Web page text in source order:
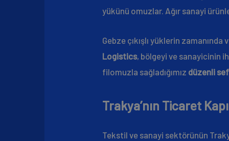
yükünü omuzlar. Ağır sanayi
Gebze çıkışlı yüklerin
Logistics, bölgeyi ve sanayicinin
filomuzla sağladığımız düzenli
Trakya’nın Ticaret
Tekstil ve sanayi sektörünün